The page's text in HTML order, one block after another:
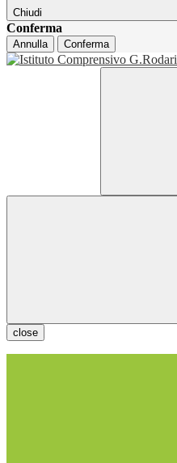
Chiudi
Conferma
Annulla Conferma
close